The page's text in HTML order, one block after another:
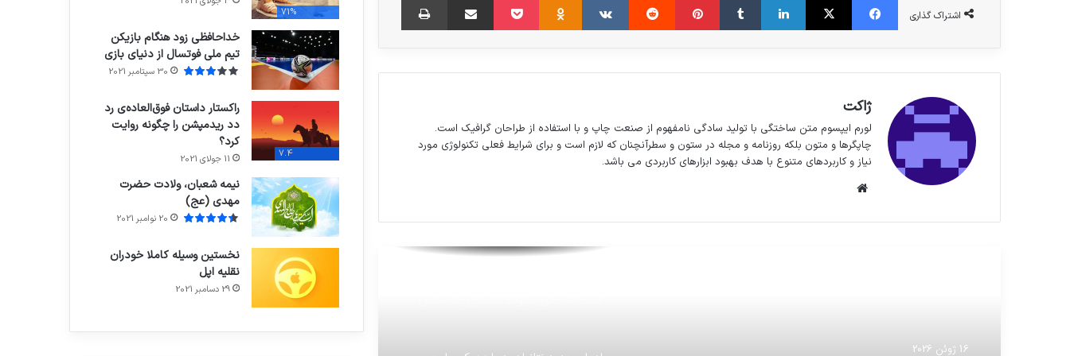
اشتراک گذاری
ژاکت
لورم ایپسوم متن ساختگی با تولید سادگی نامفهوم از صنعت چاپ و با استفاده از طراحان گرافیک است.
چاپگرها و متون بلکه روزنامه و مجله در ستون و سطرآنچنان که لازم است و برای شرایط فعلی تکنولوژی مورد
نیاز و کاربردهای متنوع با هدف بهبود ابزارهای کاربردی می باشد.
نامه‌ کیم‌جونگ اون، رهبر کره‌شمالی به دونالد
است که جانور میتواند نشستن یک مگس
71%
خداحافظی زود هنگام بازیکن
تیم ملی فوتسال از دنیای بازی
30 سپتامبر 2021
7.4
راکستار داستان فوق‌العاده‌ی رد
دد ریدمپشن را چگونه روایت
کرد؟
11 جولای 2021
نیمه شعبان، ولادت حضرت
مهدی (عج)
20 نوامبر 2021
نخستین وسیله کاملا خودران
نقلیه اپل
29 دسامبر 2021